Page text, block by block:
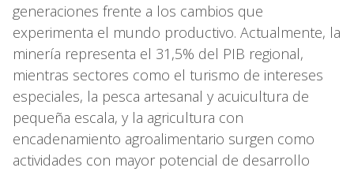
generaciones frente a los cambios que
experimenta el mundo productivo. Actualmente, la
minería representa el 31,5% del PIB regional,
mientras sectores como el turismo de intereses
especiales, la pesca artesanal y acuicultura de
pequeña escala, y la agricultura con
encadenamiento agroalimentario surgen como
actividades con mayor potencial de desarrollo